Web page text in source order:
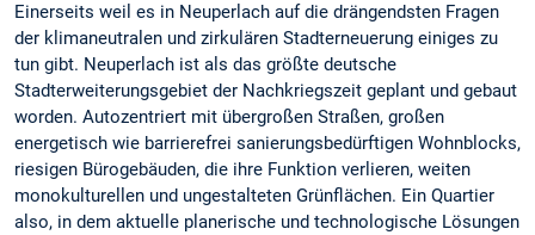
Einerseits weil es in Neuperlach auf die drängendsten Fragen
der klimaneutralen und zirkulären Stadterneuerung einiges zu
tun gibt. Neuperlach ist als das größte deutsche
Stadterweiterungsgebiet der Nachkriegszeit geplant und gebaut
worden. Autozentriert mit übergroßen Straßen, großen
energetisch wie barrierefrei sanierungsbedürftigen Wohnblocks,
riesigen Bürogebäuden, die ihre Funktion verlieren, weiten
monokulturellen und ungestalteten Grünflächen. Ein Quartier
also, in dem aktuelle planerische und technologische Lösungen